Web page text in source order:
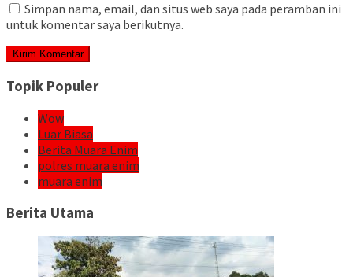
Simpan nama, email, dan situs web saya pada peramban ini
untuk komentar saya berikutnya.
Topik Populer
Wow
Luar Biasa
Berita Muara Enim
polres muara enim
muara enim
Berita Utama